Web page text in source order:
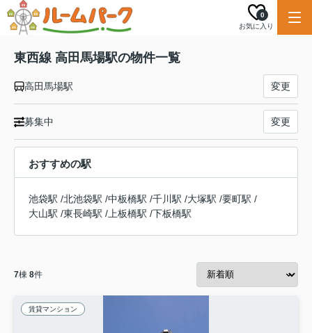
お気に入り
0
東西線 高田馬場駅の物件一覧
高田馬場駅 変更
募集中 変更
おすすめの駅
池袋駅 /北池袋駅 /中板橋駅 /千川駅 /大塚駅 /要町駅 /
大山駅 /東長崎駅 / 上板橋駅 /下板橋駅
7棟 8件
賃貸マンション